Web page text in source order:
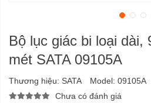
Bộ lục giác bi loại dài,
mét SATA 09105A
Thương hiệu: SATA Model: 09105A
Chưa có đánh giá